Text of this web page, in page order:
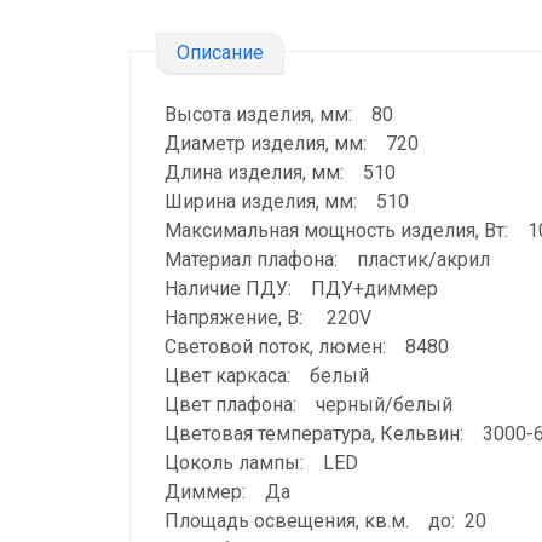
Описание
Высота изделия, мм: 80
Диаметр изделия, мм: 720
Длина изделия, мм: 510
Ширина изделия, мм: 510
Максимальная мощность изделия, Вт:
Материал плафона: пластик/акрил
Наличие ПДУ: ПДУ+диммер
Напряжение, В: 220V
Световой поток, люмен: 8480
Цвет каркаса: белый
Цвет плафона: черный/белый
Цветовая температура, Кельвин: 3000-
Цоколь лампы: LED
Диммер: Да
Площадь освещения, кв.м. до: 20